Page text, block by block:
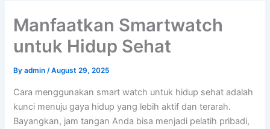
Manfaatkan Smartwatch
untuk Hidup Sehat
Byadmin/August 29, 2025
Cara menggunakan smart watch untuk hidup sehat adalah
kunci menuju gaya hidup yang lebih aktif dan terarah.
Bayangkan, jam tangan Anda bisa menjadi pelatih pribadi,